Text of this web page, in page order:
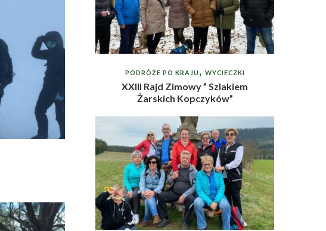
PODRÓŻE PO KRAJU WYCIECZKI
XXIII Rajd Zimowy ” Szlakiem
Żarskich Kopczyków”